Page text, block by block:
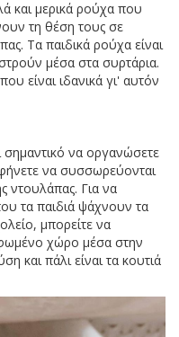
και μερικά ρούχα που
τη θέση τους σε
Τα παιδικά ρούχα είναι
μέσα στα συρτάρια.
είναι ιδανικά γι' αυτόν
σημαντικό να οργανώσετε
να συσσωρεύονται
ντουλάπας. Για να
τα παιδιά ψάχνουν τα
μπορείτε να
χώρο μέσα στην
και πάλι είναι τα κουτιά